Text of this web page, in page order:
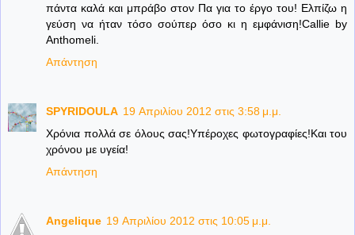
πάντα καλά και μπράβο στον Πα για το έργο του! Ελπίζω η
γεύση να ήταν τόσο σούπερ όσο κι η εμφάνιση!Callie by
Anthomeli.
Απάντηση
SPYRIDOULA 19 Απριλίου 2012 στις 3:58 μ.μ.
Χρόνια πολλά σε όλους σας!Υπέροχες φωτογραφίες!Και του
χρόνου με υγεία!
Απάντηση
Angelique 19 Απριλίου 2012 στις 10:05 μ.μ.